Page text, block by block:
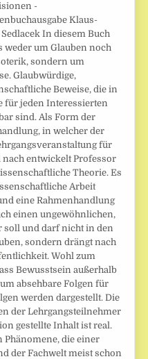
-
Klaus-
In diesem Buch
weder um Glauben noch
sondern um
Glaubwürdige,
Beweise, die in
für jeden Interessierten
sind. Als Form der
in welcher der
für
nach entwickelt Professor
Theorie. Es
Arbeit
eine Rahmenhandlung
einen ungewöhnlichen,
soll und darf nicht in den
sondern drängt nach
Wohl zum
Bewusstsein außerhalb
absehbare Folgen für
werden dargestellt. Die
der Lehrgangsteilnehmer
gestellte Inhalt ist real.
die einer
der Fachwelt meist schon